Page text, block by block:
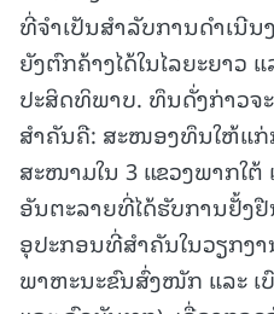
ທີ່ຈໍາເປັນສໍາລັບການດໍາເນີ
ຍັງຕົກຄ້າງໄດ້ໃນໄລຍະຍາວ
ປະສິດທິພາບ. ທຶນດັ່ງກ່າວຈ
ສໍາຄັນຄື: ສະໜອງທຶນໃຫ້ແ
ສະໜາມໃນ 3 ແຂວງພາກໃ
ອັນຕະລາຍທີ່ໄດ້ຮັບການຢັ້ງ
ອຸປະກອນທີ່ສໍາຄັນໃນວຽກງ
ພາຫະນະຂົນສົ່ງໜັກ ແລະ